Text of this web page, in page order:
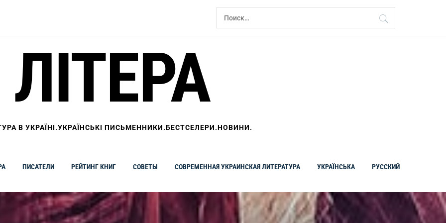
Найти:
ЛІТЕРА
В УКРАЇНІ.УКРАЇНСЬКІ ПИСЬМЕННИКИ.БЕСТСЕЛЕРИ.НОВИНИ.
ПИСАТЕЛИ РЕЙТИНГ КНИГ СОВЕТЫ СОВРЕМЕННАЯ УКРАИНСКАЯ ЛИТЕРАТУРА УКРАЇНСЬКА РУССКИЙ